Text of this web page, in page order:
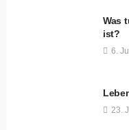
Was
ist?
6.
23.